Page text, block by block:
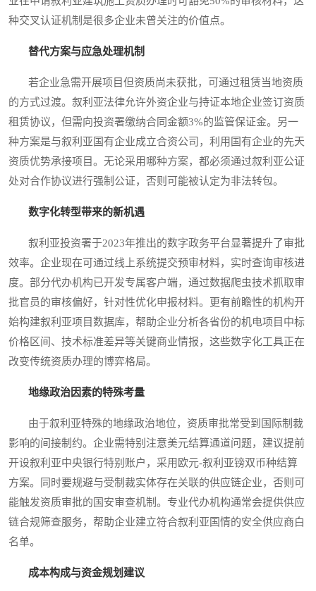
种交叉认证机制是很多企业未曾关注的价值点。
替代方案与应急处理机制
若企业急需开展项目但资质尚未获批，可通过租赁当地资质
的方式过渡。叙利亚法律允许外资企业与持证本地企业签订资质
租赁协议，但需向投资署缴纳合同金额3%的监管保证金。另一
种方案是与叙利亚国有企业成立合资公司，利用国有企业的先天
资质优势承接项目。无论采用哪种方案，都必须通过叙利亚公证
处对合作协议进行强制公证，否则可能被认定为非法转包。
数字化转型带来的新机遇
叙利亚投资署于2023年推出的数字政务平台显著提升了审批
效率。企业现在可通过线上系统提交预审材料，实时查询审核进
度。部分代办机构已开发专属客户端，通过数据爬虫技术抓取审
批官员的审核偏好，针对性优化申报材料。更有前瞻性的机构开
始构建叙利亚项目数据库，帮助企业分析各省份的机电项目中标
价格区间、技术标准差异等关键商业情报，这些数字化工具正在
改变传统资质办理的博弈格局。
地缘政治因素的特殊考量
由于叙利亚特殊的地缘政治地位，资质审批常受到国际制裁
影响的间接制约。企业需特别注意美元结算通道问题，建议提前
开设叙利亚中央银行特别账户，采用欧元-叙利亚镑双币种结算
方案。同时要规避与受制裁实体存在关联的供应链企业，否则可
能触发资质审批的国安审查机制。专业代办机构通常会提供供应
链合规筛查服务，帮助企业建立符合叙利亚国情的安全供应商白
名单。
成本构成与资金规划建议